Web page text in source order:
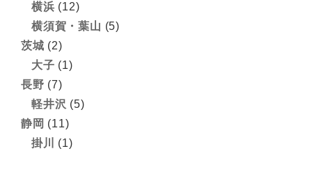
横浜 (12)
横須賀・葉山 (5)
茨城 (2)
大子 (1)
長野 (7)
軽井沢 (5)
静岡 (11)
掛川
(1)